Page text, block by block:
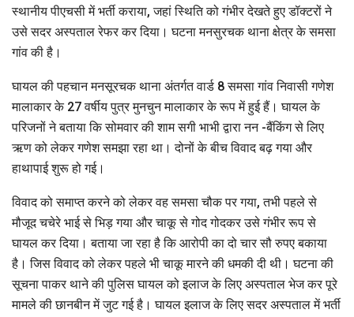
स्थानीय पीएचसी में भर्ती कराया, जहां स्थिति को गंभीर देखते हुए डॉक्टरों ने
उसे सदर अस्पताल रेफर कर दिया। घटना मनसुरचक थाना क्षेत्र के समसा
गांव की है।
घायल की पहचान मनसूरचक थाना अंतर्गत वार्ड 8 समसा गांव निवासी गणेश
मालाकार के 27 वर्षीय पुत्र मुनचुन मालाकार के रूप में हुई हैं। घायल के
परिजनों ने बताया कि सोमवार की शाम सगी भाभी द्वारा नन -बैंकिंग से लिए
ऋण को लेकर गणेश समझा रहा था। दोनों के बीच विवाद बढ़ गया और
हाथापाई शुरू हो गई।
विवाद को समाप्त करने को लेकर वह समसा चौक पर गया, तभी पहले से
मौजूद चचेरे भाई से भिड़ गया और चाकू से गोद गोदकर उसे गंभीर रूप से
घायल कर दिया। बताया जा रहा है कि आरोपी का दो चार सौ रुपए बकाया
है। जिस विवाद को लेकर पहले भी चाकू मारने की धमकी दी थी। घटना की
सूचना पाकर थाने की पुलिस घायल को इलाज के लिए अस्पताल भेज कर पूरे
मामले की छानबीन में जुट गई है। घायल इलाज के लिए सदर अस्पताल में भर्ती